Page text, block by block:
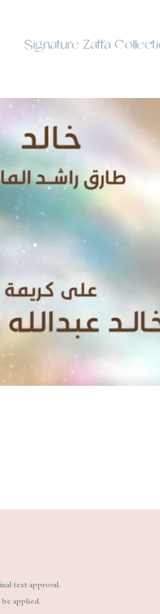
Signature Zaffa
text approval.
applied.